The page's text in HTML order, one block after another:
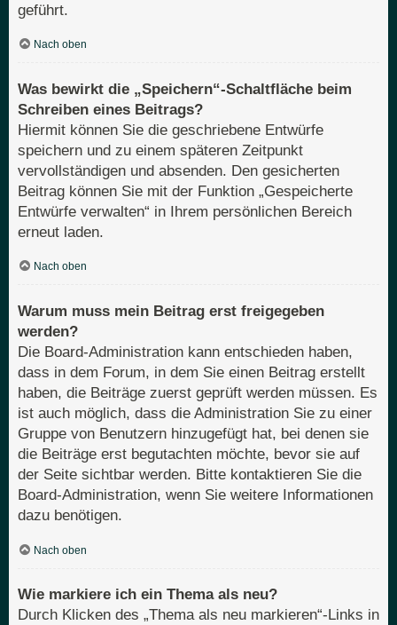
geführt.
Nach oben
Was bewirkt die „Speichern“-Schaltfläche beim
Schreiben eines Beitrags?
Hiermit können Sie die geschriebene Entwürfe
speichern und zu einem späteren Zeitpunkt
vervollständigen und absenden. Den gesicherten
Beitrag können Sie mit der Funktion „Gespeicherte
Entwürfe verwalten“ in Ihrem persönlichen Bereich
erneut laden.
Nach oben
Warum muss mein Beitrag erst freigegeben
werden?
Die Board-Administration kann entschieden haben,
dass in dem Forum, in dem Sie einen Beitrag erstellt
haben, die Beiträge zuerst geprüft werden müssen. Es
ist auch möglich, dass die Administration Sie zu einer
Gruppe von Benutzern hinzugefügt hat, bei denen sie
die Beiträge erst begutachten möchte, bevor sie auf
der Seite sichtbar werden. Bitte kontaktieren Sie die
Board-Administration, wenn Sie weitere Informationen
dazu benötigen.
Nach oben
Wie markiere ich ein Thema als neu?
Durch Klicken des „Thema als neu markieren“-Links in